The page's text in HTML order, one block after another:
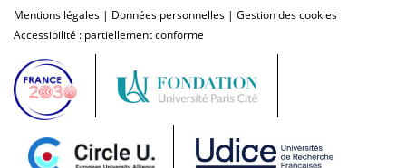
Mentions légales | Données personnelles | Gestion des cookies
Accessibilité : partiellement conforme